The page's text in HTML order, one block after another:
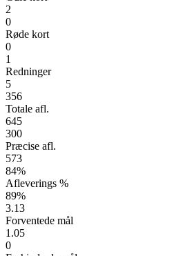
2
0
Røde kort
0
1
Redninger
5
356
Totale afl.
645
300
Præcise afl.
573
84%
Afleverings %
89%
3.13
Forventede mål
1.05
0